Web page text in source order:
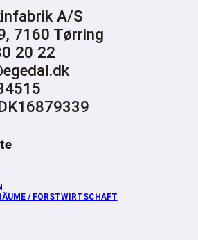
A/S
7160 Tørring
20 22
/ FORSTWIRTSCHAFT